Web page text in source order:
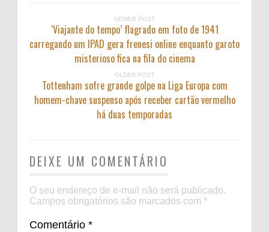
NEWER POST
‘Viajante do tempo’ flagrado em foto de 1941
carregando um IPAD gera frenesi online enquanto garoto
misterioso fica na fila do cinema
OLDER POST
Tottenham sofre grande golpe na Liga Europa com
homem-chave suspenso após receber cartão vermelho
há duas temporadas
DEIXE UM COMENTÁRIO
O seu endereço de e-mail não será publicado.
Campos obrigatórios são marcados com *
Comentário *